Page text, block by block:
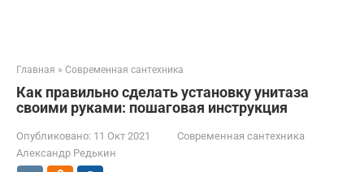
Главная » Современная сантехника
Как правильно сделать установку унитаза
своими руками: пошаговая инструкция
Опубликовано: 11 Окт 2021
Современная сантехника
Александр Редькин